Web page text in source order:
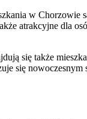
w Chorzowie
atrakcyjne dla
się także
się nowoczesnym